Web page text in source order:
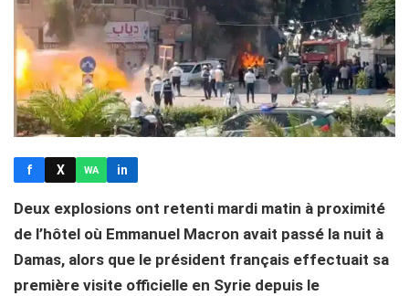
f X WA in
Deux explosions ont retenti mardi matin à proximité
de l’hôtel où Emmanuel Macron avait passé la nuit à
Damas, alors que le président français effectuait sa
première visite officielle en Syrie depuis le